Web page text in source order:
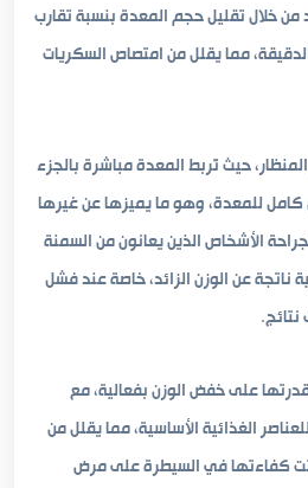
من خلال تقليل حجم المعدة بنسبة تقارب
الدقيقة، مما يقلل من امتصاص السكريات
حيث تُربط المعدة مباشرة بالجزء
للمعدة، وهو ما يميزها عن غيرها
الأشخاص الذين يعانون من السمنة
عن الوزن الزائد، خاصة عند فشل
على خفض الوزن بفعالية، مع
الغذائية الأساسية، مما يقلل من
كفاءتها في السيطرة على مرض